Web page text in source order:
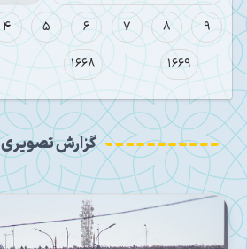
4 5 6 7 8
9
1668 1669
گزارش تصویری